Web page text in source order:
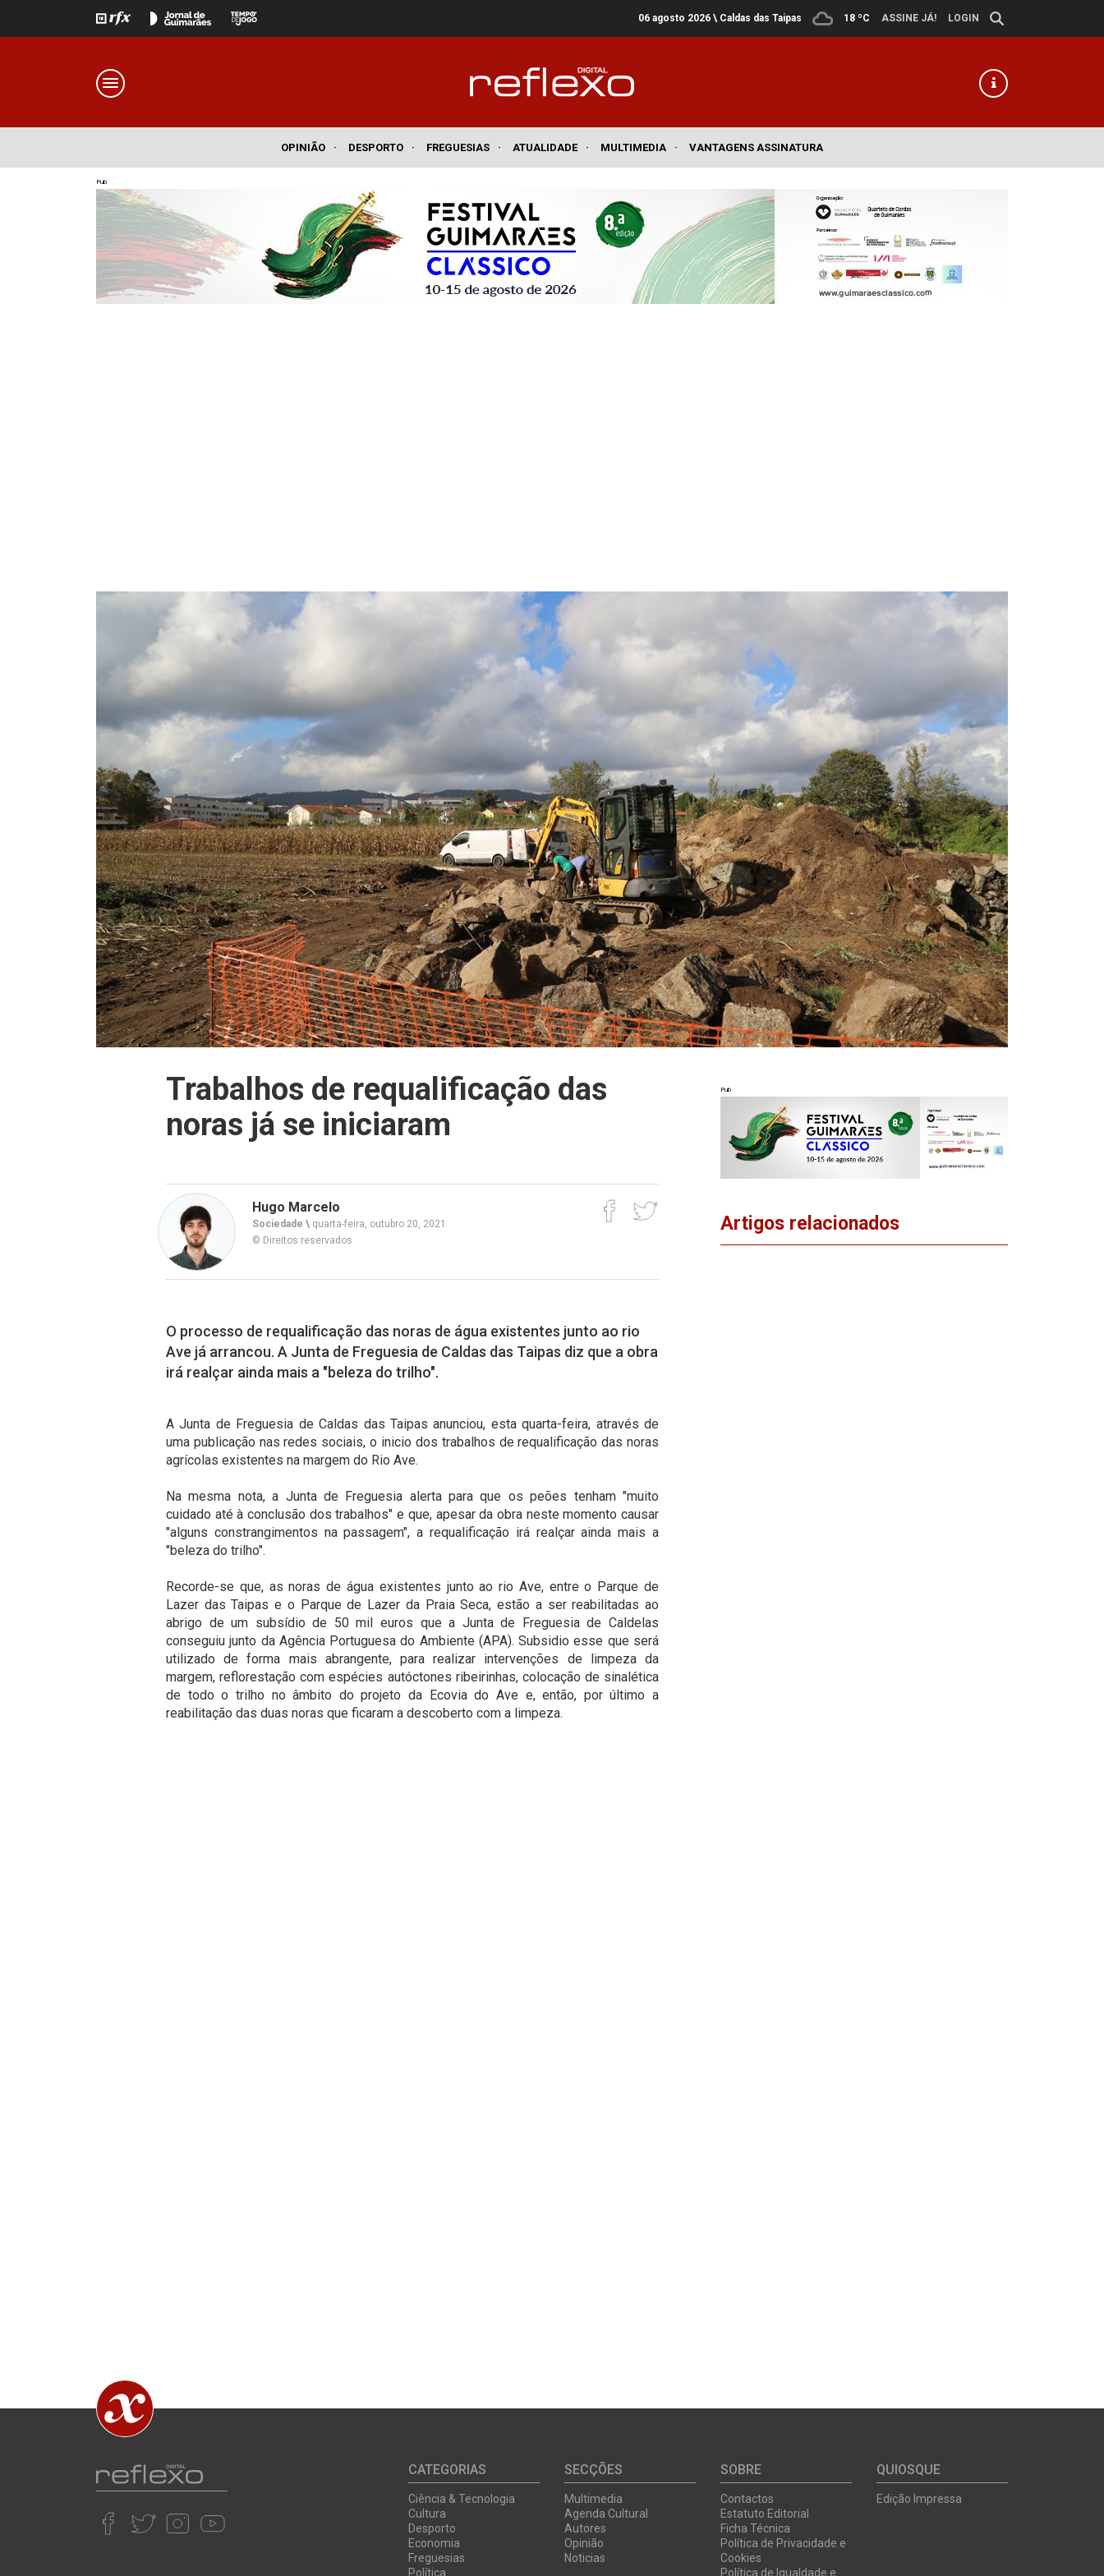
06 agosto 2026 \ Caldas das Taipas 18 ºC ASSINE JÁ! LOGIN
OPINIÃO · DESPORTO · FREGUESIAS · ATUALIDADE · MULTIMEDIA · VANTAGENS ASSINATURA
Pub
Trabalhos de requalificação das
noras já se iniciaram
Hugo Marcelo
Sociedade \ quarta-feira, outubro 20, 2021
© Direitos reservados
O processo de requalificação das noras de água existentes junto ao rio
Ave já arrancou. A Junta de Freguesia de Caldas das Taipas diz que a obra
irá realçar ainda mais a "beleza do trilho".
A Junta de Freguesia de Caldas das Taipas anunciou, esta quarta-feira, através de
uma publicação nas redes sociais, o inicio dos trabalhos de requalificação das noras
agrícolas existentes na margem do Rio Ave.
Na mesma nota, a Junta de Freguesia alerta para que os peões tenham "muito
cuidado até à conclusão dos trabalhos" e que, apesar da obra neste momento causar
"alguns constrangimentos na passagem", a requalificação irá realçar ainda mais a
"beleza do trilho".
Recorde-se que, as noras de água existentes junto ao rio Ave, entre o Parque de
Lazer das Taipas e o Parque de Lazer da Praia Seca, estão a ser reabilitadas ao
abrigo de um subsídio de 50 mil euros que a Junta de Freguesia de Caldelas
conseguiu junto da Agência Portuguesa do Ambiente (APA). Subsidio esse que será
utilizado de forma mais abrangente, para realizar intervenções de limpeza da
margem, reflorestação com espécies autóctones ribeirinhas, colocação de sinalética
de todo o trilho no âmbito do projeto da Ecovia do Ave e, então, por último a
reabilitação das duas noras que ficaram a descoberto com a limpeza.
Pub
Artigos relacionados
CATEGORIAS
Ciência & Tecnologia
Cultura
Desporto
Economia
Freguesias
Política
SECÇÕES
Multimedia
Agenda Cultural
Autores
Opinião
Noticias
SOBRE
Contactos
Estatuto Editorial
Ficha Técnica
Política de Privacidade e
Cookies
Política de Igualdade e
QUIOSQUE
Edição Impressa